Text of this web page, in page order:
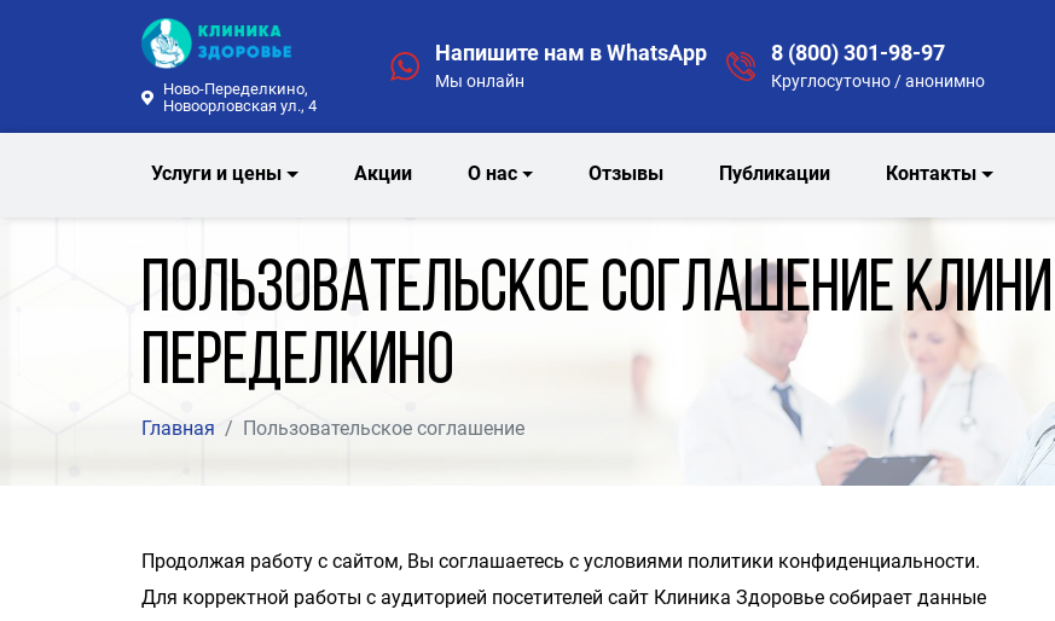
Ново-Переделкино,
Новоорловская ул., 4
Напишите нам в WhatsApp
Мы онлайн
8 (800) 301-98-97
Круглосуточно / анонимно
Услуги и цены Акции О нас Отзывы Публикации Контакты
Пользовательское соглашение
Переделкино
Главная Пользовательское соглашение
Продолжая работу с сайтом, Вы соглашаетесь с условиями политики конфиденциальности.
Для корректной работы с аудиторией посетителей сайт Клиника Здоровье собирает данные